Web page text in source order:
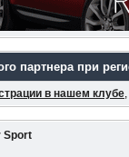
партнера при
в нашем клубе
Sport